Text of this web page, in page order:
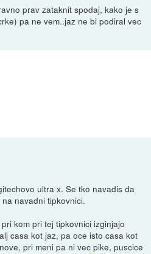
prav zataknit spodaj, kako je s
pa ne vem..jaz ne bi podiral vec
ultra x. Se tko navadis da
navadni tipkovnici.
kom pri tej tipkovnici izginjajo
casa kot jaz, pa oce isto casa kot
pri meni pa ni vec pike, puscice